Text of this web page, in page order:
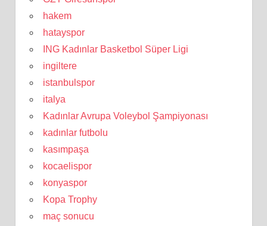
hakem
hatayspor
ING Kadınlar Basketbol Süper Ligi
ingiltere
istanbulspor
italya
Kadınlar Avrupa Voleybol Şampiyonası
kadınlar futbolu
kasımpaşa
kocaelispor
konyaspor
Kopa Trophy
maç sonucu